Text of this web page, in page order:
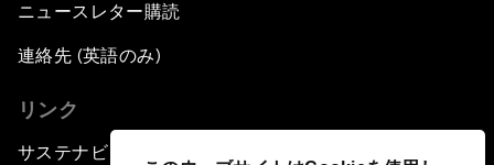
ニュースレター購読
連絡先 (英語のみ)
リンク
サステナビリティへの取り組み